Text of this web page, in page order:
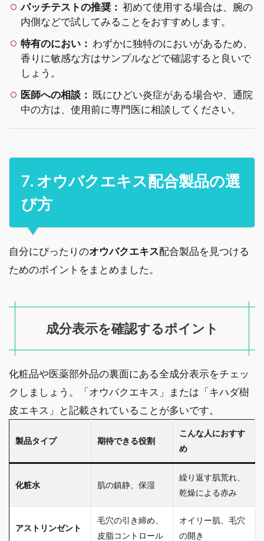
パッチテストの推奨： 初めて使用する場合は、腕の
内側などで試してみることをおすすめします。
特有のにおい： わずかに独特のにおいがあるため、
香りに敏感な方はサンプルなどで確認すると良いで
しょう。
医師への相談： 既にひどい炎症がある場合や、通院
中の方は、使用前に専門医に相談してください。
7. オウバクエキス配合製品の選
び方
自分にぴったりのオウバクエキス配合製品を見つける
ためのポイントをまとめました。
成分表示を確認するポイント
化粧品や医薬部外品の裏面にある全成分表示をチェッ
クしましょう。「オウバクエキス」または「キハダ樹
皮エキス」と記載されていることが多いです。
製品タイプ 期待できる役割
こんな人におすす
め
化粧水 肌の鎮静、保湿
繰り返す肌荒れ、
乾燥による赤み
アストリンゼント
毛穴の引き締め、
皮脂コントロール
オイリー肌、毛穴
の開き